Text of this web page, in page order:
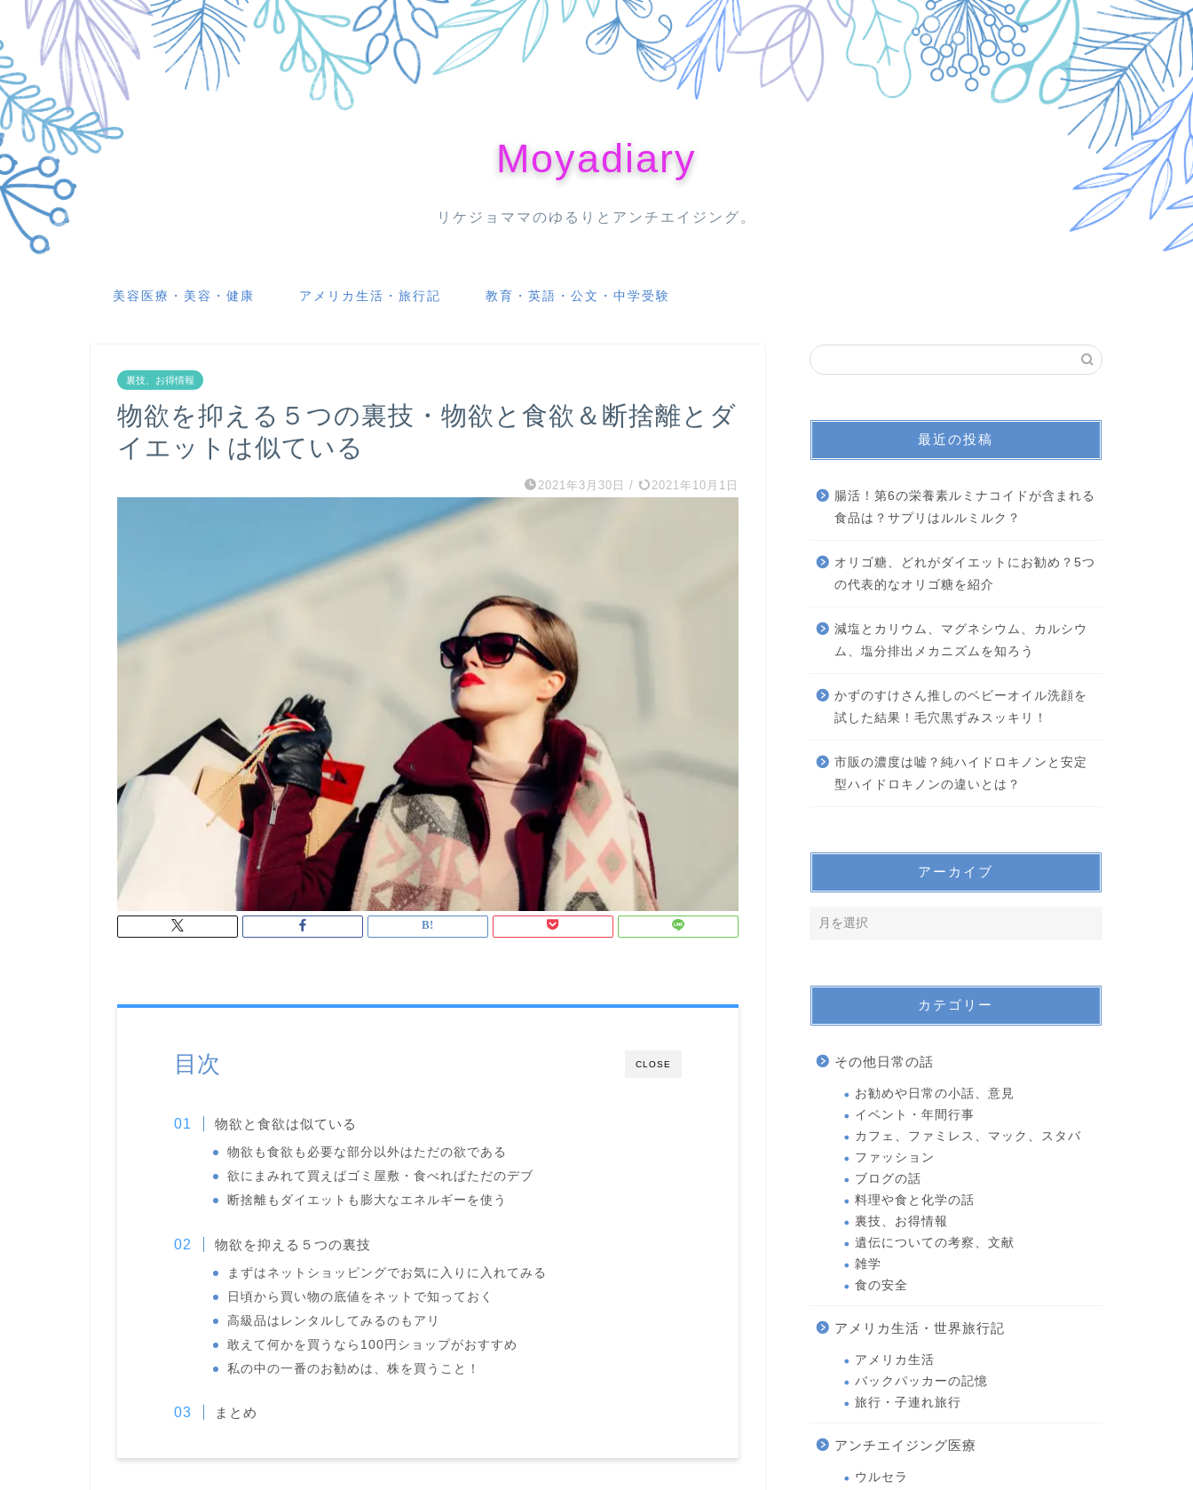
Moyadiary
リケジョママのゆるりとアンチエイジング。
美容医療・美容・健康 アメリカ生活・旅行記 教育・英語・公文・中学受験
裏技、お得情報
物欲を抑える５つの裏技・物欲と食欲＆断捨離とダ
イエットは似ている
2021年3月30日 / 2021年10月1日
CLOSE
目次
物欲と食欲は似ている
物欲も食欲も必要な部分以外はただの欲である
欲にまみれて買えばゴミ屋敷・食べればただのデブ
断捨離もダイエットも膨大なエネルギーを使う
物欲を抑える５つの裏技
まずはネットショッピングでお気に入りに入れてみる
日頃から買い物の底値をネットで知っておく
高級品はレンタルしてみるのもアリ
敢えて何かを買うなら100円ショップがおすすめ
私の中の一番のお勧めは、株を買うこと！
まとめ
最近の投稿
腸活！第6の栄養素ルミナコイドが含まれる
食品は？サプリはルルミルク？
オリゴ糖、どれがダイエットにお勧め？5つ
の代表的なオリゴ糖を紹介
減塩とカリウム、マグネシウム、カルシウ
ム、塩分排出メカニズムを知ろう
かずのすけさん推しのベビーオイル洗顔を
試した結果！毛穴黒ずみスッキリ！
市販の濃度は嘘？純ハイドロキノンと安定
型ハイドロキノンの違いとは？
アーカイブ
カテゴリー
その他日常の話
お勧めや日常の小話、意見
イベント・年間行事
カフェ、ファミレス、マック、スタバ
ファッション
ブログの話
料理や食と化学の話
裏技、お得情報
遺伝についての考察、文献
雑学
食の安全
アメリカ生活・世界旅行記
アメリカ生活
バックパッカーの記憶
旅行・子連れ旅行
アンチエイジング医療
ウルセラ